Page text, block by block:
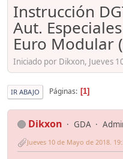
Instrucción
Aut.
Euro Modular
Iniciado por Dikxon, Jueves
IR ABAJO Páginas 1
Dikxon GDA
Jueves 10 de Mayo de 2018.